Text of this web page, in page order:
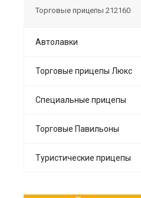
Торговые прицепы 212160
Автолавки
Торговые прицепы Люкс
Специальные прицепы
Торговые Павильоны
Туристические прицепы